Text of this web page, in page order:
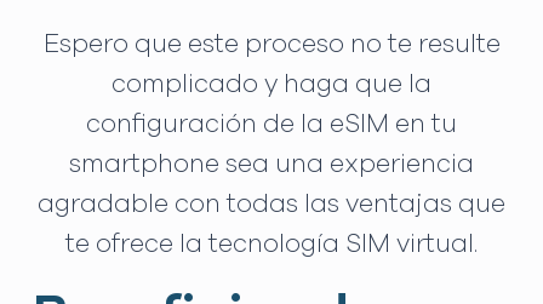
Espero que este proceso no te resulte
complicado y haga que la
configuración de la eSIM en tu
smartphone sea una experiencia
agradable con todas las ventajas que
te ofrece la tecnología SIM virtual.